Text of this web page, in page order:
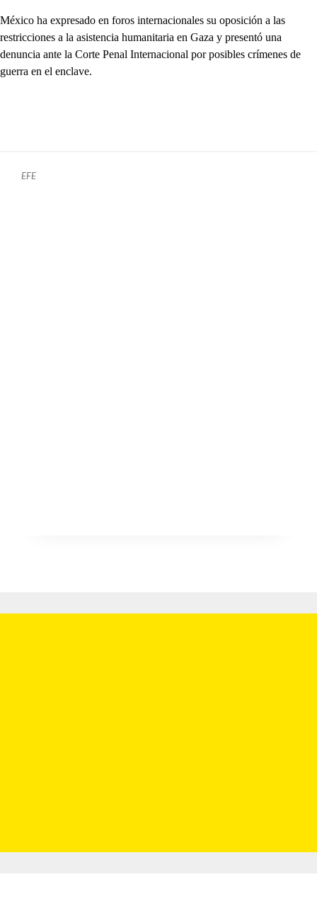
México ha expresado en foros internacionales su oposición a las
restricciones a la asistencia humanitaria en Gaza y presentó una
denuncia ante la Corte Penal Internacional por posibles crímenes de
guerra en el enclave.
EFE